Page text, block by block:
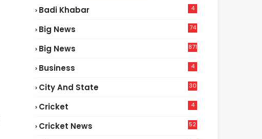
Badi Khabar 4
Big News
74
Big News 871
Business 4
City And State 30
Cricket 4
Cricket News
52